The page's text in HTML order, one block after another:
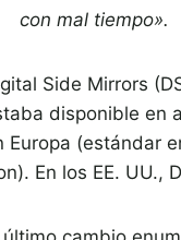
con mal tiempo».
Side Mirrors
disponible en
Europa (estándar
En los EE. UU.,